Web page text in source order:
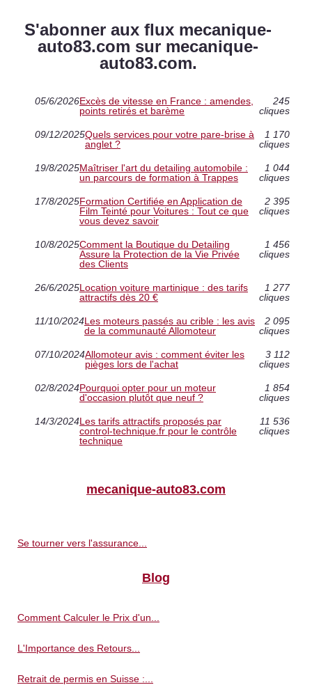
S'abonner aux flux mecanique-
auto83.com sur mecanique-
auto83.com.
05/6/2026Excès de vitesse en France : amendes,
points retirés et barème
245
cliques
09/12/2025Quels services pour votre pare-brise à
anglet ?
1 170
cliques
19/8/2025Maîtriser l'art du detailing automobile :
un parcours de formation à Trappes
1 044
cliques
17/8/2025Formation Certifiée en Application de
Film Teinté pour Voitures : Tout ce que
vous devez savoir
2 395
cliques
10/8/2025Comment la Boutique du Detailing
Assure la Protection de la Vie Privée
des Clients
1 456
cliques
26/6/2025Location voiture martinique : des tarifs
attractifs dès 20 €
1 277
cliques
11/10/2024Les moteurs passés au crible : les avis
de la communauté Allomoteur
2 095
cliques
07/10/2024Allomoteur avis : comment éviter les
pièges lors de l'achat
3 112
cliques
02/8/2024Pourquoi opter pour un moteur
d'occasion plutôt que neuf ?
1 854
cliques
14/3/2024Les tarifs attractifs proposés par
control-technique.fr pour le contrôle
technique
11 536
cliques
mecanique-auto83.com
Se tourner vers l'assurance...
Blog
Comment Calculer le Prix d'un...
L'Importance des Retours...
Retrait de permis en Suisse :...